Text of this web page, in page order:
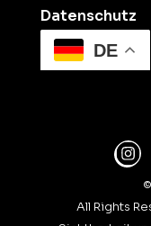
Datenschutz
DE
All Rights